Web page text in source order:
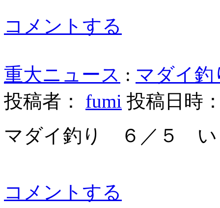
コメントする
重大ニュース : マダイ
投稿者： fumi 投稿日時
マダイ釣り ６／５ い
コメントする